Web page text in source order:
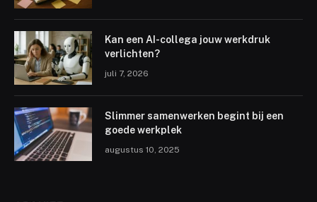
Kan een AI-collega jouw werkdruk
verlichten?
juli 7, 2026
Slimmer samenwerken begint bij een
goede werkplek
augustus 10, 2025